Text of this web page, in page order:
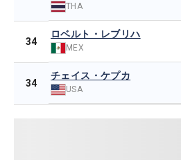
THA
34
ロベルト・レブリハ
MEX
34
チェイス・ケプカ
USA